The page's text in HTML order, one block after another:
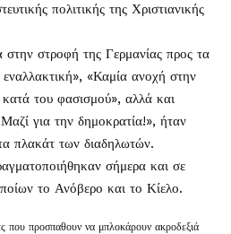
πολιτικής της Χριστιανικής
στην στροφή της Γερμανίας προς τα
εναλλακτική», «Καμία ανοχή στην
κατά του φασισμού», αλλά και
για την δημοκρατία!», ήταν
πλακάτ των διαδηλωτών.
σήμερα και σε
το Ανόβερο και το Κίελο.
που προσπαθουν να μπλοκάρουν ακροδεξιά